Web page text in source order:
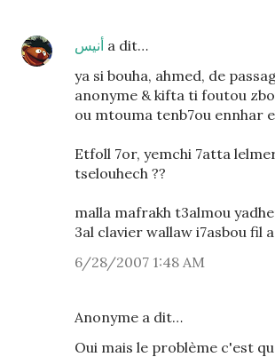
أنيس a dit…
ya si bouha, ahmed, de
anonyme & kifta ti foutou
ou mtouma tenb7ou ennhar
Etfoll 7or, yemchi 7atta
tselouhech ??
malla mafrakh t3almou
3al clavier wallaw i7asbou fil
6/28/2007 1:48 AM
Anonyme a dit…
Oui mais le problème c'est